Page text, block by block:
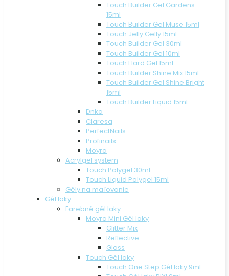
Touch Builder Gel Gardens
15ml
Touch Builder Gel Muse 15ml
Touch Jelly Gelly 15ml
Touch Builder Gel 30ml
Touch Builder Gel 10ml
Touch Hard Gel 15ml
Touch Builder Shine Mix 15ml
Touch Builder Gel Shine Bright
15ml
Touch Builder Liquid 15ml
Dnka
Claresa
PerfectNails
Profinails
Moyra
Acrylgel system
Touch Polygel 30ml
Touch Liquid Polygel 15ml
Gély na maľovanie
Gél laky
Farebné gél laky
Moyra Mini Gél laky
Glitter Mix
Reflective
Glass
Touch Gél laky
Touch One Step Gél laky 9ml